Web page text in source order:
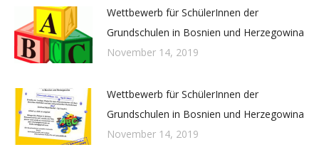
Wettbewerb für SchülerInnen der
Grundschulen in Bosnien und Herzegowina
November 14, 2019
Wettbewerb für SchülerInnen der
Grundschulen in Bosnien und Herzegowina
November 14, 2019